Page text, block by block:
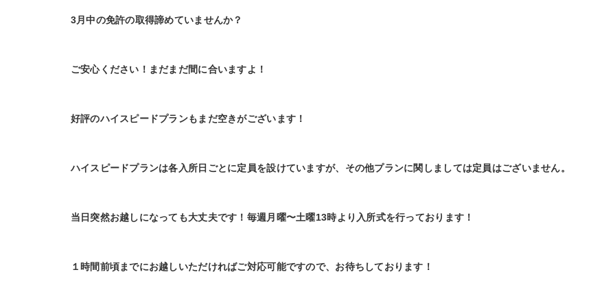
3月中の免許の取得諦めていませんか？
ご安心ください！まだまだ間に合いますよ！
好評のハイスピードプランもまだ空きがございます！
ハイスピードプランは各入所日ごとに定員を設けていますが、その他プランに関しましては定員はございません。
当日突然お越しになっても大丈夫です！毎週月曜〜土曜13時より入所式を行っております！
１時間前頃までにお越しいただければご対応可能ですので、お待ちしております！